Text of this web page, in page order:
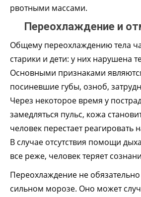
рвотными массами.
Переохлаждение и
Общему переохлаждению тела
старики и дети: у них нарушена
Основными признаками
посиневшие губы, озноб,
Через некоторое время у
замедляться пульс, кожа
человек перестает реагировать
В случае отсутствия помощи
все реже, человек теряет
Переохлаждение не обязательно
сильном морозе. Оно может